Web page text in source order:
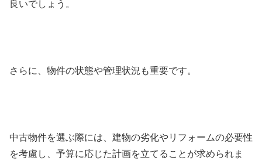
良いでしょう。
さらに、物件の状態や管理状況も重要です。
中古物件を選ぶ際には、建物の劣化やリフォームの必要性
を考慮し、予算に応じた計画を立てることが求められま